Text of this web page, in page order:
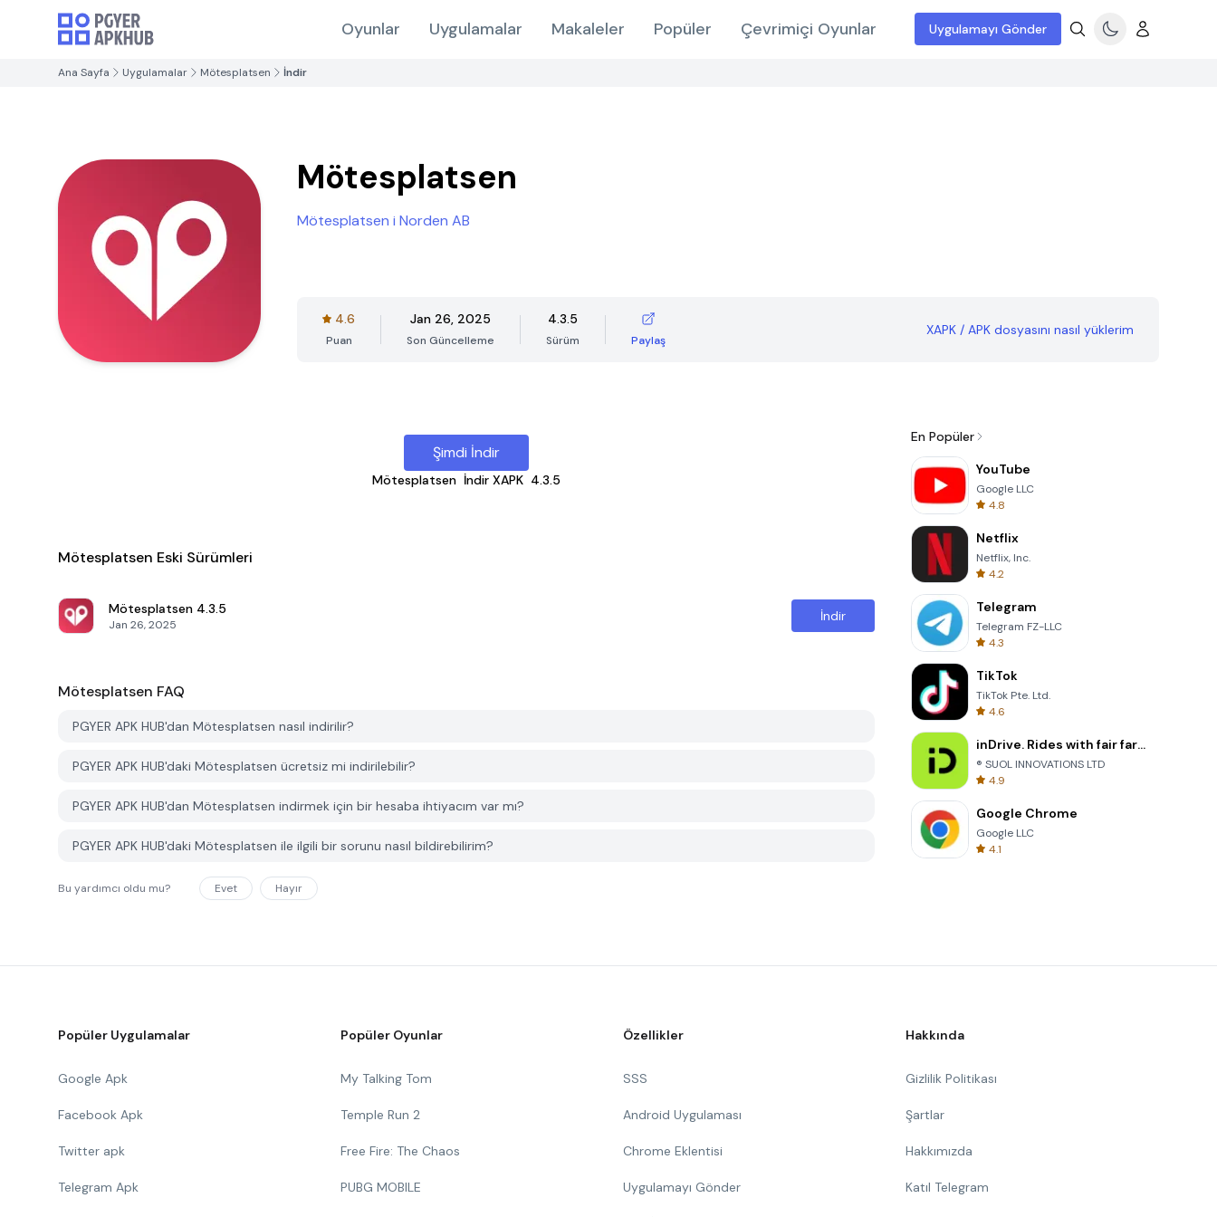
Oyunlar Uygulamalar Makaleler Popüler Çevrimiçi Oyunlar Uygulamayı Gönder
Ana Sayfa Uygulamalar Mötesplatsen İndir
Mötesplatsen
Mötesplatsen i Norden AB
4.6
Puan
Jan 26, 2025
Son Güncelleme
4.3.5
Sürüm Paylaş
XAPK / APK dosyasını nasıl yüklerim
Şimdi İndir
Mötesplatsen İndir XAPK 4.3.5
Mötesplatsen Eski Sürümleri
Mötesplatsen 4.3.5
Jan 26, 2025
İndir
Mötesplatsen FAQ
PGYER APK HUB'dan Mötesplatsen nasıl indirilir?
PGYER APK HUB'daki Mötesplatsen ücretsiz mi indirilebilir?
PGYER APK HUB'dan Mötesplatsen indirmek için bir hesaba ihtiyacım var mı?
PGYER APK HUB'daki Mötesplatsen ile ilgili bir sorunu nasıl bildirebilirim?
Bu yardımcı oldu mu? Evet Hayır
En Popüler
YouTube
Google LLC
4.8
Netflix
Netflix, Inc.
4.2
Telegram
Telegram FZ-LLC
4.3
TikTok
TikTok Pte. Ltd.
4.6
inDrive. Rides with fair fares
® SUOL INNOVATIONS LTD
4.9
Google Chrome
Google LLC
4.1
Popüler Uygulamalar
Google Apk
Facebook Apk
Twitter apk
Telegram Apk
Popüler Oyunlar
My Talking Tom
Temple Run 2
Free Fire: The Chaos
PUBG MOBILE
Özellikler
SSS
Android Uygulaması
Chrome Eklentisi
Uygulamayı Gönder
Hakkında
Gizlilik Politikası
Şartlar
Hakkımızda
Katıl Telegram